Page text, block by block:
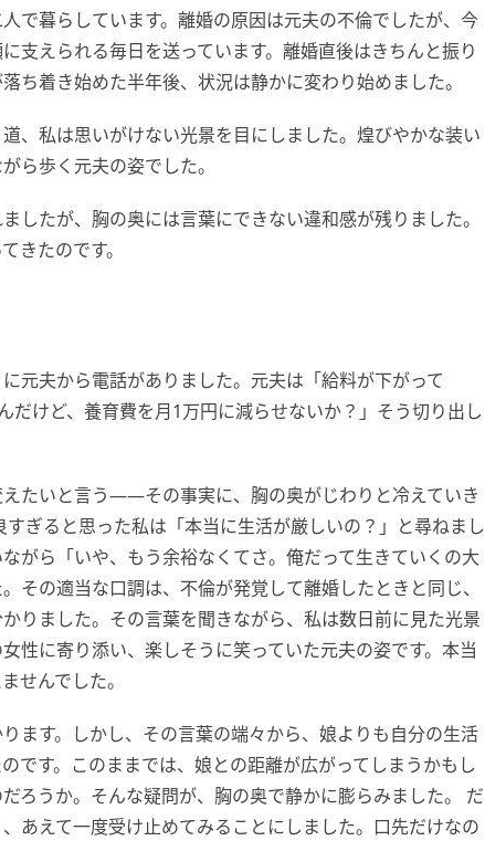
で暮らしています。離婚の原因は元夫の不倫でしたが、今
支えられる毎日を送っています。離婚直後はきちんと振り
ち着き始めた半年後、状況は静かに変わり始めました。
、私は思いがけない光景を目にしました。煌びやかな装い
ら歩く元夫の姿でした。
したが、胸の奥には言葉にできない違和感が残りました。
きたのです。
元夫から電話がありました。元夫は「給料が下がって
けど、養育費を月1万円に減らせないか？」そう切り出し
たいと言う――その事実に、胸の奥がじわりと冷えていき
ぎると思った私は「本当に生活が厳しいの？」と尋ねまし
がら「いや、もう余裕なくてさ。俺だって生きていくの大
その適当な口調は、不倫が発覚して離婚したときと同じ、
りました。その言葉を聞きながら、私は数日前に見た光景
性に寄り添い、楽しそうに笑っていた元夫の姿です。本当
せんでした。
ます。しかし、その言葉の端々から、娘よりも自分の生活
です。このままでは、娘との距離が広がってしまうかもし
うか。そんな疑問が、胸の奥で静かに膨らみました。 だ
あえて一度受け止めてみることにしました。口先だけなの